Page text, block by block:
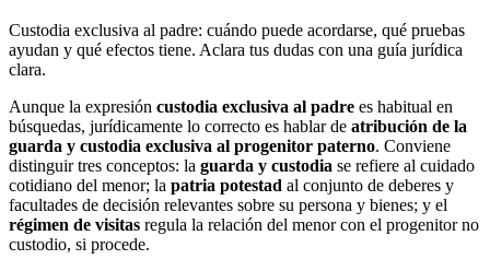
Custodia exclusiva al padre: cuándo puede acordarse, qué pruebas
ayudan y qué efectos tiene. Aclara tus dudas con una guía jurídica
clara.
Aunque la expresión custodia exclusiva al padre es habitual en
búsquedas, jurídicamente lo correcto es hablar de atribución de la
guarda y custodia exclusiva al progenitor paterno. Conviene
distinguir tres conceptos: la guarda y custodia se refiere al cuidado
cotidiano del menor; la patria potestad al conjunto de deberes y
facultades de decisión relevantes sobre su persona y bienes; y el
régimen de visitas regula la relación del menor con el progenitor no
custodio, si procede.